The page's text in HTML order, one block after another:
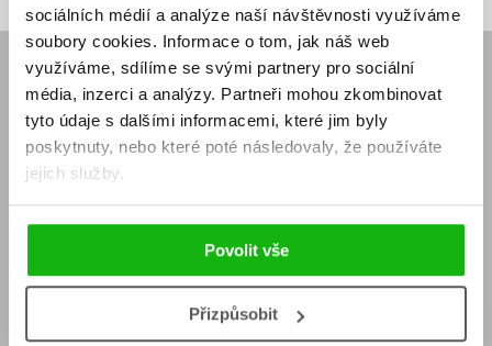
sociálních médií a analýze naší návštěvnosti využíváme
soubory cookies. Informace o tom, jak náš web
využíváme, sdílíme se svými partnery pro sociální
média, inzerci a analýzy. Partneři mohou zkombinovat
tyto údaje s dalšími informacemi, které jim byly
poskytnuty, nebo které poté následovaly, že používáte
jejich služby.
Povolit vše
Přizpůsobit
E-SHOP
Aktuality
Naši autoři
Obchodní podmínky
Jak nakoupit
Doprava a platba
Benefitní a slevové programy
Knižní novinky
Dárkové poukazy
Affiliate program
Zpětný odběr elektroodpadu
KONTAKTY
Kontakty Albatros Media